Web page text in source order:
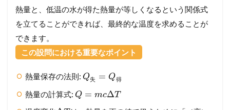
熱量と、低温の水が得た熱量が等しくなるという関係式
を立てることができれば、最終的な温度を求めることが
できます。
この設問における重要なポイント
熱量保存の法則: Q失 = Q得
熱量の計算式: Q = mcΔT